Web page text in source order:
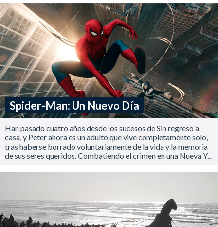
Spider-Man: Un Nuevo Día
Han pasado cuatro años desde los sucesos de Sin regreso a
casa, y Peter ahora es un adulto que vive completamente solo,
tras haberse borrado voluntariamente de la vida y la memoria
de sus seres queridos. Combatiendo el crimen en una Nueva Y...